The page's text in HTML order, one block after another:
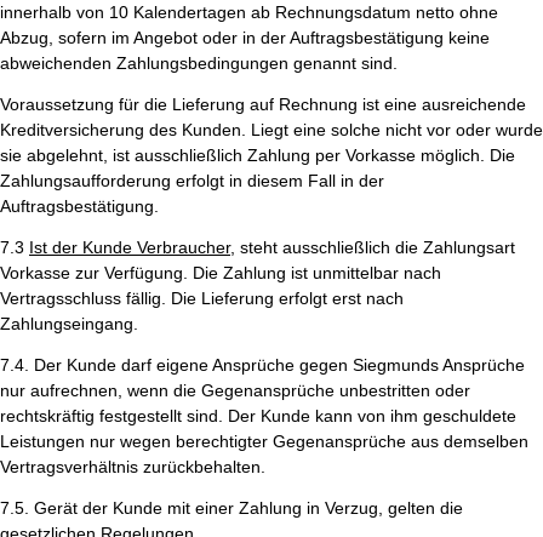
innerhalb von 10 Kalendertagen ab Rechnungsdatum netto ohne
Abzug, sofern im Angebot oder in der Auftragsbestätigung keine
abweichenden Zahlungsbedingungen genannt sind.
Voraussetzung für die Lieferung auf Rechnung ist eine ausreichende
Kreditversicherung des Kunden. Liegt eine solche nicht vor oder wurde
sie abgelehnt, ist ausschließlich Zahlung per Vorkasse möglich. Die
Zahlungsaufforderung erfolgt in diesem Fall in der
Auftragsbestätigung.
7.3 Ist der Kunde Verbraucher, steht ausschließlich die Zahlungsart
Vorkasse zur Verfügung. Die Zahlung ist unmittelbar nach
Vertragsschluss fällig. Die Lieferung erfolgt erst nach
Zahlungseingang.
7.4. Der Kunde darf eigene Ansprüche gegen Siegmunds Ansprüche
nur aufrechnen, wenn die Gegenansprüche unbestritten oder
rechtskräftig festgestellt sind. Der Kunde kann von ihm geschuldete
Leistungen nur wegen berechtigter Gegenansprüche aus demselben
Vertragsverhältnis zurückbehalten.
7.5. Gerät der Kunde mit einer Zahlung in Verzug, gelten die
gesetzlichen Regelungen.